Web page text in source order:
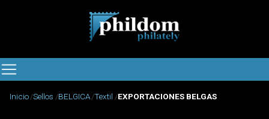
Inicio Sellos BELGICA Textil EXPORTACIONES BELGAS